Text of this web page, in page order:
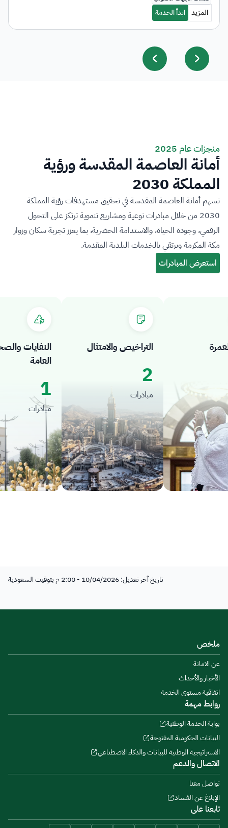
منجزات عام 2025
أمانة العاصمة المقدسة ورؤية
المملكة 2030
تسهم أمانة العاصمة المقدسة في تحقيق مستهدفات رؤية المملكة
2030 من خلال مبادرات نوعية ومشاريع تنموية ترتكز على التحول
الرقمي، وجودة الحياة، والاستدامة الحضرية، بما يعزز تجربة سكان وزوار
مكة المكرمة ويرتقي بالخدمات البلدية المقدمة.
النفايات والصحة
العامة
1
مبادرات
التراخيص والامتثال
2
مبادرات
تاريخ آخر تعديل: 10/04/2026 - 2:00 م بتوقيت السعودية
ملخص
عن الامانة
الأخبار والأحداث
اتفاقية مستوى الخدمة
روابط مهمة
بوابة الخدمة الوطنية
البيانات الحكومية المفتوحة
الاستراتيجية الوطنية للبيانات والذكاء الاصطناعي
الاتصال والدعم
تواصل معنا
الإبلاغ عن الفساد
تابعنا على